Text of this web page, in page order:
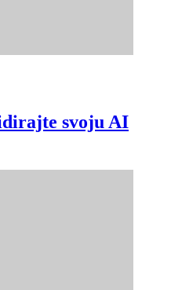
svoju AI